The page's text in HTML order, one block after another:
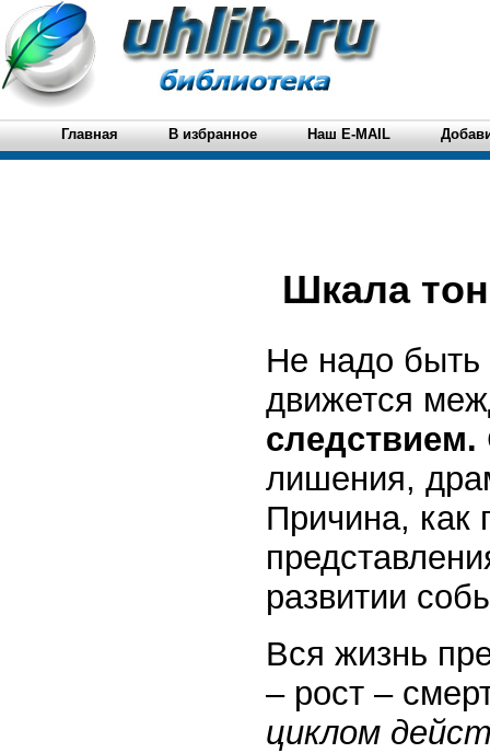
Главная В избранное Наш E-MAIL
Шкала
Не надо
движется
следствием.
лишения,
Причина, как
развитии
Вся жизнь
– рост –
циклом